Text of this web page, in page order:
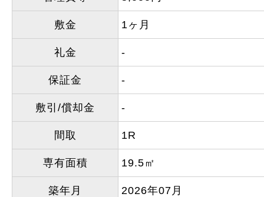
敷金 1ヶ月
礼金 -
保証金 -
敷引/償却金 -
間取 1R
専有面積 19.5㎡
築年月 2026年07月